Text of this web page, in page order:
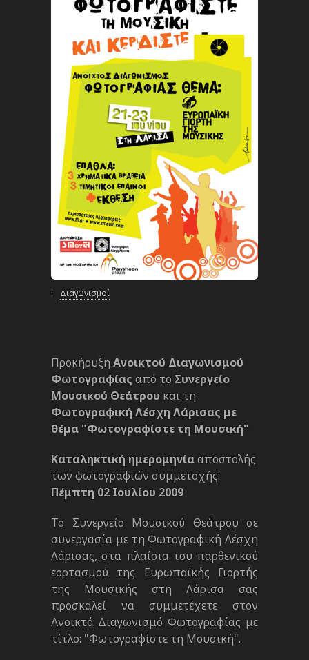
· Διαγωνισμοί
Προκήρυξη Ανοικτού Διαγωνισμού
Φωτογραφίας από το Συνεργείο
Μουσικού Θεάτρου και τη
Φωτογραφική Λέσχη Λάρισας με
θέμα "Φωτογραφίστε τη Μουσική"
Καταληκτική ημερομηνίααποστολής
των φωτογραφιών συμμετοχής:
Πέμπτη 02 Ιουλίου 2009
Το Συνεργείο Μουσικού Θεάτρου σε
συνεργασία με τη Φωτογραφική Λέσχη
Λάρισας, στα πλαίσια του παρθενικού
εορτασμού της Ευρωπαϊκής Γιορτής
της Μουσικής στη Λάρισα σας
προσκαλεί να συμμετέχετε στον
Ανοικτό Διαγωνισμό Φωτογραφίας με
τίτλο: "Φωτογραφίστε τη Μουσική".